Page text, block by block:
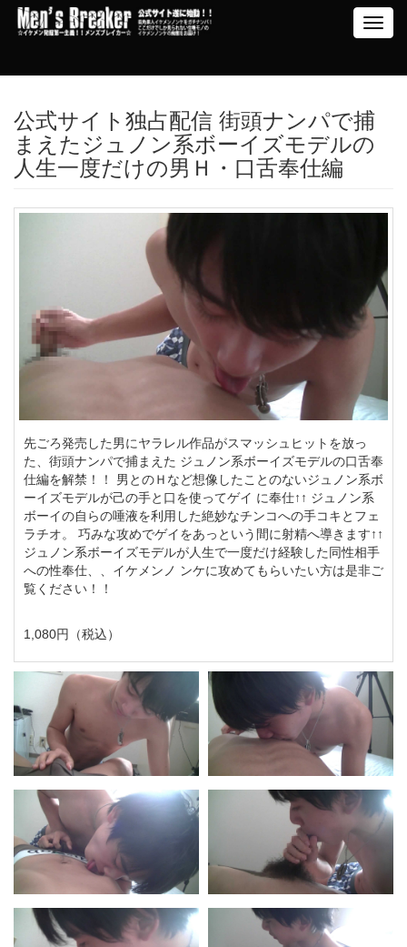
公式サイト独占配信 街頭ナンパで捕
まえたジュノン系ボーイズモデルの
人生一度だけの男Ｈ・口舌奉仕編
先ごろ発売した男にヤラレル作品がスマッシュヒットを放っ
た、街頭ナンパで捕まえた ジュノン系ボーイズモデルの口舌奉
仕編を解禁！！ 男とのＨなど想像したことのないジュノン系ボ
ーイズモデルが己の手と口を使ってゲイ に奉仕↑↑ ジュノン系
ボーイの自らの唾液を利用した絶妙なチンコへの手コキとフェ
ラチオ。 巧みな攻めでゲイをあっという間に射精へ導きます↑↑
ジュノン系ボーイズモデルが人生で一度だけ経験した同性相手
への性奉仕、、イケメンノ ンケに攻めてもらいたい方は是非ご
覧ください！！
1,080円（税込）